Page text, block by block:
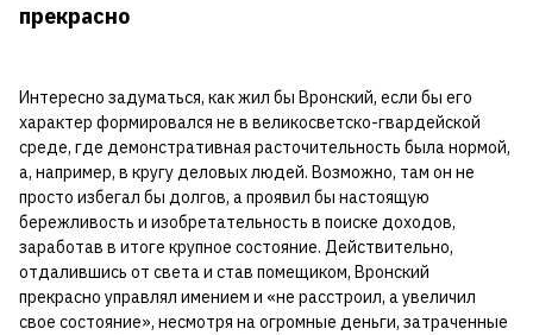
прекрасно
Интересно задуматься, как жил бы Вронский, если бы его
характер формировался не в великосветско-гвардейской
среде, где демонстративная расточительность была нормой,
а, например, в кругу деловых людей. Возможно, там он не
просто избегал бы долгов, а проявил бы настоящую
бережливость и изобретательность в поиске доходов,
заработав в итоге крупное состояние. Действительно,
отдалившись от света и став помещиком, Вронский
прекрасно управлял имением и «не расстроил, а увеличил
свое состояние», несмотря на огромные деньги, затраченные